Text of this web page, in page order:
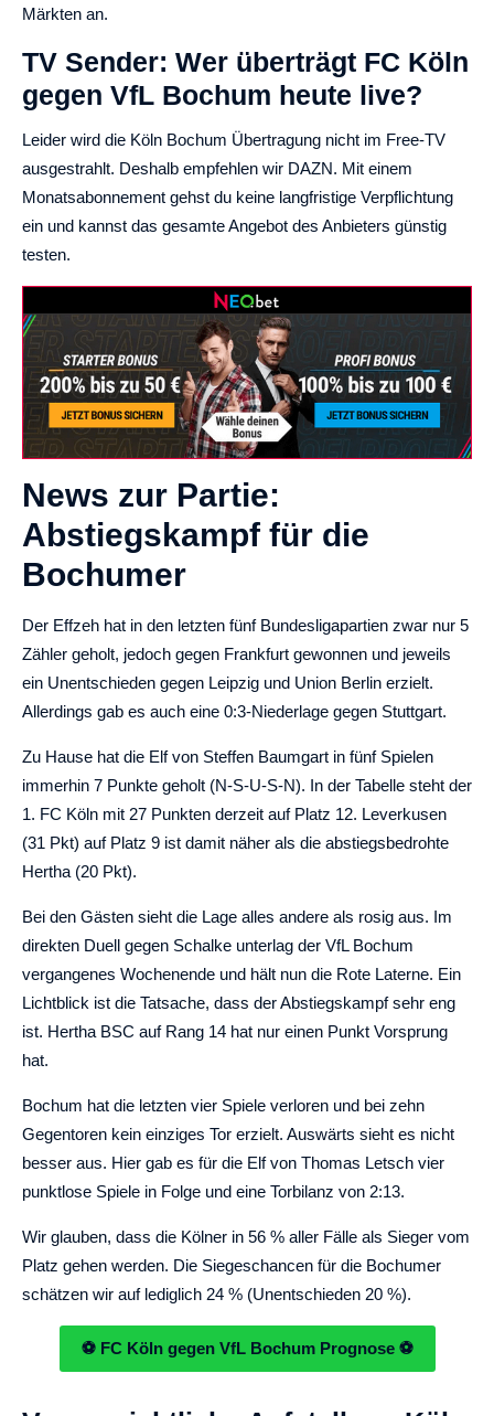
Märkten an.
TV Sender: Wer überträgt FC Köln
gegen VfL Bochum heute live?
Leider wird die Köln Bochum Übertragung nicht im Free-TV
ausgestrahlt. Deshalb empfehlen wir DAZN. Mit einem
Monatsabonnement gehst du keine langfristige Verpflichtung
ein und kannst das gesamte Angebot des Anbieters günstig
testen.
News zur Partie:
Abstiegskampf für die
Bochumer
Der Effzeh hat in den letzten fünf Bundesligapartien zwar nur 5
Zähler geholt, jedoch gegen Frankfurt gewonnen und jeweils
ein Unentschieden gegen Leipzig und Union Berlin erzielt.
Allerdings gab es auch eine 0:3-Niederlage gegen Stuttgart.
Zu Hause hat die Elf von Steffen Baumgart in fünf Spielen
immerhin 7 Punkte geholt (N-S-U-S-N). In der Tabelle steht der
1. FC Köln mit 27 Punkten derzeit auf Platz 12. Leverkusen
(31 Pkt) auf Platz 9 ist damit näher als die abstiegsbedrohte
Hertha (20 Pkt).
Bei den Gästen sieht die Lage alles andere als rosig aus. Im
direkten Duell gegen Schalke unterlag der VfL Bochum
vergangenes Wochenende und hält nun die Rote Laterne. Ein
Lichtblick ist die Tatsache, dass der Abstiegskampf sehr eng
ist. Hertha BSC auf Rang 14 hat nur einen Punkt Vorsprung
hat.
Bochum hat die letzten vier Spiele verloren und bei zehn
Gegentoren kein einziges Tor erzielt. Auswärts sieht es nicht
besser aus. Hier gab es für die Elf von Thomas Letsch vier
punktlose Spiele in Folge und eine Torbilanz von 2:13.
Wir glauben, dass die Kölner in 56 % aller Fälle als Sieger vom
Platz gehen werden. Die Siegeschancen für die Bochumer
schätzen wir auf lediglich 24 % (Unentschieden 20 %).
⚽ FC Köln gegen VfL Bochum Prognose ⚽